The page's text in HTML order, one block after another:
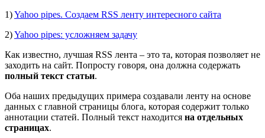
1)Yahoo pipes. Cоздаем RSS ленту интересного сайта
2)Yahoo pipes: усложняем задачу
Как известно, лучшая RSS лента – это та, которая позволяет не
заходить на сайт. Попросту говоря, она должна содержать
полный текст статьи.
Оба наших предыдущих примера создавали ленту на основе
данных с главной страницы блога, которая содержит только
аннотации статей. Полный текст находится на отдельных
страницах.